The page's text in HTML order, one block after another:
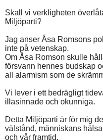
Skall vi verkligheten
Miljöparti?
Jag anser Åsa Romsons
inte på vetenskap.
Om Åsa Romson skulle
försvann hennes budskap
all alarmism som de
Vi lever i ett bedrägligt
illasinnade och okunniga.
Detta Miljöparti är för mig
välstånd, människans hälsa
och vår framtid.